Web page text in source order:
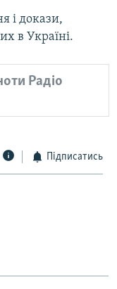
і докази,
в Україні.
Радіо
Підписатись